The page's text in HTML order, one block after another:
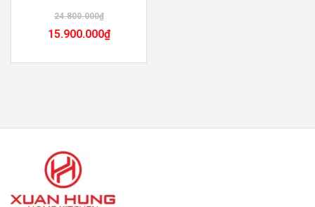
24.800.000₫
15.900.000₫